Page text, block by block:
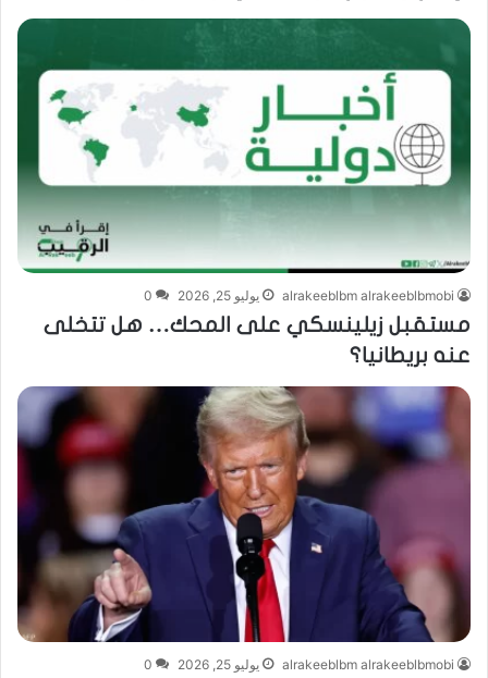
alrakeeblbm alrakeeblbmobi يوليو 25, 2026 0
مستقبل زيلينسكي على المحك… هل تتخلى
عنه بريطانيا؟
alrakeeblbm alrakeeblbmobi يوليو 25, 2026 0